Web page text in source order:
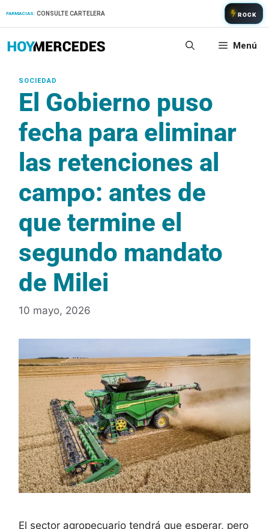
FARMACIAS: CONSULTE CARTELERA ROCK
Menú
El Gobierno puso
fecha para eliminar
las retenciones al
campo: antes de
que termine el
segundo mandato
de Milei
10 mayo, 2026
El sector agropecuario tendrá que esperar, pero